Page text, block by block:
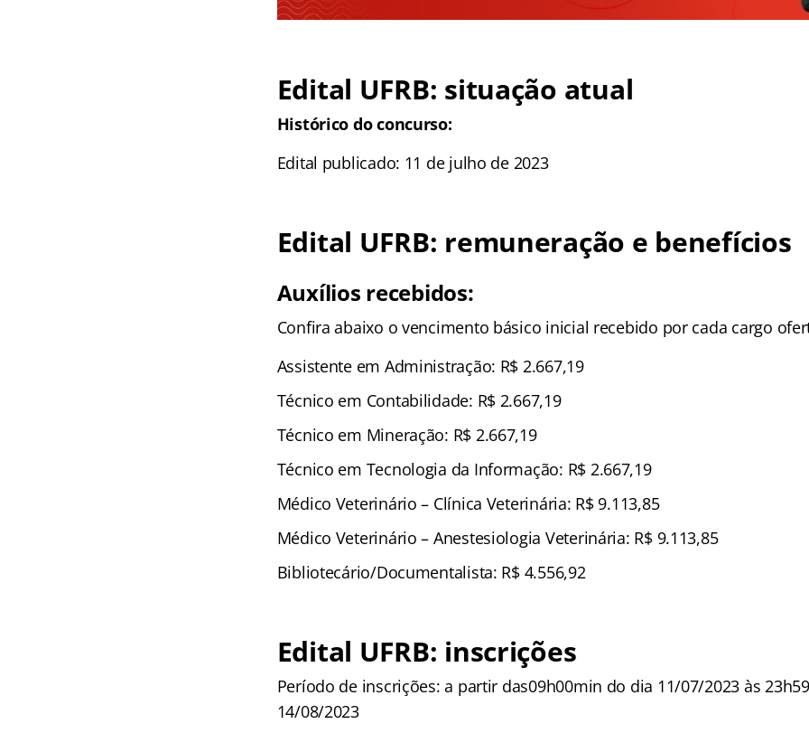
Edital UFRB: situação atual
Histórico do concurso:
Edital publicado: 11 de julho de 2023
Edital UFRB: remuneração e benefícios
Auxílios recebidos:
Confira abaixo o vencimento básico inicial recebido por cada cargo
Assistente em Administração: R$ 2.667,19
Técnico em Contabilidade: R$ 2.667,19
Técnico em Mineração: R$ 2.667,19
Técnico em Tecnologia da Informação: R$ 2.667,19
Médico Veterinário – Clínica Veterinária: R$ 9.113,85
Médico Veterinário – Anestesiologia Veterinária: R$ 9.113,85
Bibliotecário/Documentalista: R$ 4.556,92
Edital UFRB: inscrições
Período de inscrições: a partir das09h00min do dia 11/07/2023 às
14/08/2023